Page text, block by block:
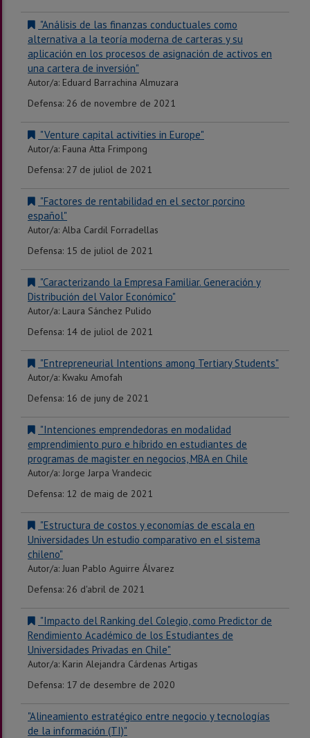
"Análisis de las finanzas conductuales como
alternativa a la teoría moderna de carteras y su
aplicación en los procesos de asignación de activos en
una cartera de inversión"
Autor/a: Eduard Barrachina Almuzara
Defensa: 26 de novembre de 2021
"Venture capital activities in Europe"
Autor/a: Fauna Atta Frimpong
Defensa: 27 de juliol de 2021
"Factores de rentabilidad en el sector porcino
español"
Autor/a: Alba Cardil Forradellas
Defensa: 15 de juliol de 2021
"Caracterizando la Empresa Familiar. Generación y
Distribución del Valor Económico"
Autor/a: Laura Sánchez Pulido
Defensa: 14 de juliol de 2021
"Entrepreneurial Intentions among Tertiary Students"
Autor/a: Kwaku Amofah
Defensa: 16 de juny de 2021
"Intenciones emprendedoras en modalidad
emprendimiento puro e híbrido en estudiantes de
programas de magister en negocios, MBA en Chile
Autor/a: Jorge Jarpa Vrandecic
Defensa: 12 de maig de 2021
"Estructura de costos y economías de escala en
Universidades Un estudio comparativo en el sistema
chileno"
Autor/a: Juan Pablo Aguirre Álvarez
Defensa: 26 d'abril de 2021
"Impacto del Ranking del Colegio, como Predictor de
Rendimiento Académico de los Estudiantes de
Universidades Privadas en Chile"
Autor/a: Karin Alejandra Cárdenas Artigas
Defensa: 17 de desembre de 2020
"Alineamiento estratégico entre negocio y tecnologías
de la información (TI)"